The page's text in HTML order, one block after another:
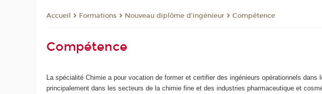
Accueil Formations Nouveau diplôme d'ingénieur Compétence
Compétence
La spécialité Chimie a pour vocation de former et certifier des ingénieurs opérationnels
principalement dans les secteurs de la chimie fine et des industries pharmaceutique et